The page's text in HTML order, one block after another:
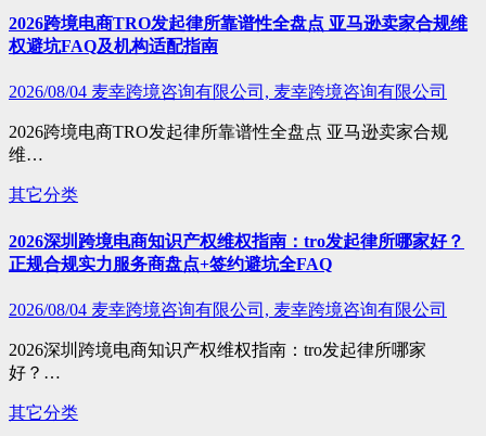
2026跨境电商TRO发起律所靠谱性全盘点 亚马逊卖家合规维
权避坑FAQ及机构适配指南
2026/08/04 麦幸跨境咨询有限公司, 麦幸跨境咨询有限公司
2026跨境电商TRO发起律所靠谱性全盘点 亚马逊卖家合规
维…
其它分类
2026深圳跨境电商知识产权维权指南：tro发起律所哪家好？
正规合规实力服务商盘点+签约避坑全FAQ
2026/08/04 麦幸跨境咨询有限公司, 麦幸跨境咨询有限公司
2026深圳跨境电商知识产权维权指南：tro发起律所哪家
好？…
其它分类